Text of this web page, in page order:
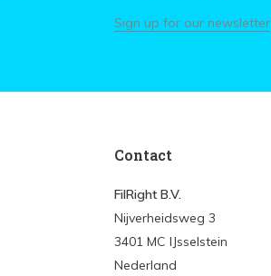
Sign up for our newsletter
Contact
FilRight B.V.
Nijverheidsweg 3
3401 MC IJsselstein
Nederland